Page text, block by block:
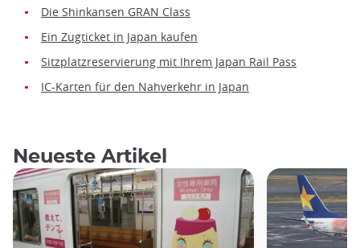
Die Shinkansen GRAN Class
Ein Zugticket in Japan kaufen
Sitzplatzreservierung mit Ihrem Japan Rail Pass
IC-Karten für den Nahverkehr in Japan
Neueste Artikel